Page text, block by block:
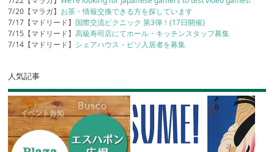
7/20【マラガ】 お茶・情報交換できる方を探しています
7/17【マドリード】 国際交流ピクニック 第3弾！(17日開催)
7/15【マドリード】高級寿司店にてホール・キッチンスタッフ募集
7/14【マドリード】 シェアハウス・ピソ入居者を募集
人気記事